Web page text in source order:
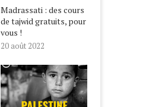
Madrassati : des cours
de tajwid gratuits, pour
vous !
20 août 2022